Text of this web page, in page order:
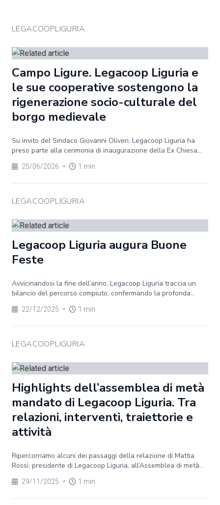
LEGACOOPLIGURIA
Campo Ligure. Legacoop Liguria e
le sue cooperative sostengono la
rigenerazione socio-culturale del
borgo medievale
Su invito del Sindaco Giovanni Oliveri, Legacoop Liguria ha
preso parte alla cerimonia di inaugurazione della Ex Chiesa...
25/06/2026 • 1 min
LEGACOOPLIGURIA
Legacoop Liguria augura Buone
Feste
Avvicinandosi la fine dell’anno, Legacoop Liguria traccia un
bilancio del percorso compiuto, confermando la profonda...
22/12/2025 • 1 min
LEGACOOPLIGURIA
Highlights dell’assemblea di metà
mandato di Legacoop Liguria. Tra
relazioni, interventi, traiettorie e
attività
Ripercorriamo alcuni dei passaggi della relazione di Mattia
Rossi, presidente di Legacoop Liguria, all’Assemblea di metà...
29/11/2025 • 1 min